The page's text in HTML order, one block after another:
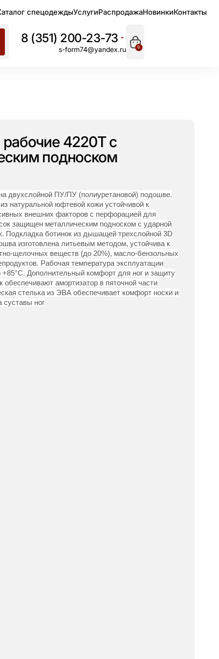
спецодеждыУслугиРаспродажаНовинкиКонтакты
8 (351) 200-23-73
s-form74@yandex.ru 0
4220Т с
подноском
двухслойной ПУ/ПУ (полиуретановой) подошве.
натуральной юфтевой кожи устойчивой к
внешних факторов с перфорацией для
защищен металлическим подноском с ударной
Подкладка ботинок из дышащей трехслойной 3D
изготовлена литьевым методом, устойчива к
щелочных веществ (до 20%), масло-бензольных
Рабочая температура эксплуатации
+85°С. Дополнительный комфорт для ног и защиту
обеспечивают амортизатор в пяточной части
стелька из ЭВА обеспечивает комфорт носки и
суставы ног